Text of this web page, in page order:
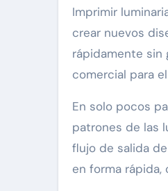
Imprimir
crear nuevos
rápidamente sin
comercial para
En solo pocos
patrones de las
flujo de salida
en forma rápida,